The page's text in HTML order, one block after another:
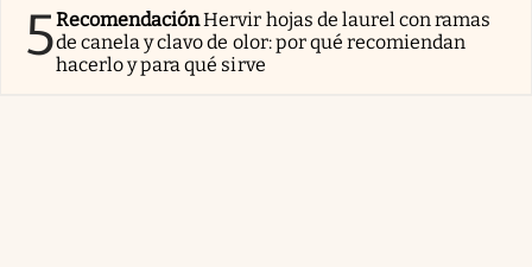
5RecomendaciónHervir hojas de laurel con ramas
de canela y clavo de olor: por qué recomiendan
hacerlo y para qué sirve